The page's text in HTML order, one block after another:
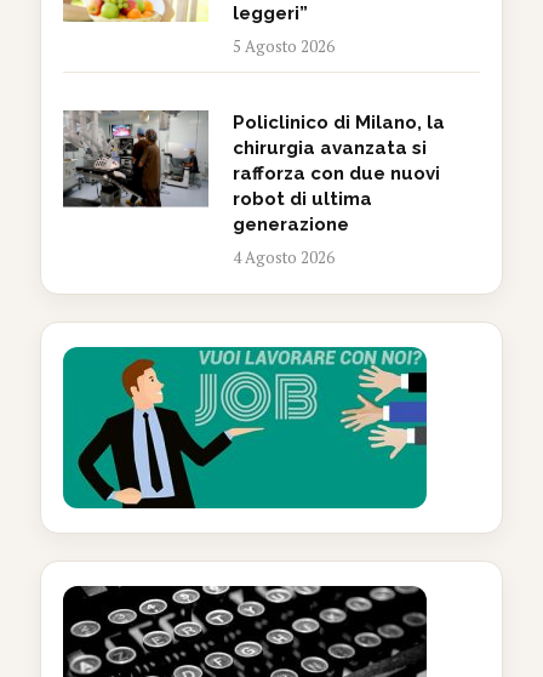
leggeri”
5 Agosto 2026
Policlinico di Milano, la
chirurgia avanzata si
rafforza con due nuovi
robot di ultima
generazione
4 Agosto 2026